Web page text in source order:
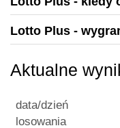
Lotto Plus -
Aktualne
data/dzień
losowania